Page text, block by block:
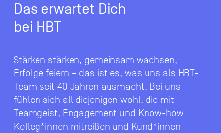
Das erwartet Dich
bei HBT
Stärken stärken, gemeinsam wachsen,
Erfolge feiern – das ist es, was uns als HBT-
Team seit 40 Jahren ausmacht. Bei uns
fühlen sich all diejenigen wohl, die mit
Teamgeist, Engagement und Know-how
Kolleg*innen mitreißen und Kund*innen